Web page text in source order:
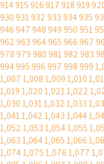
914915916917918919
930931932933934935
946947948949950951
962963964965966967
978979980981982983
994995996997998999
1,0071,0081,0091,010
1,0191,0201,0211,022
1,0301,0311,0321,033
1,0411,0421,0431,044
1,0521,0531,0541,055
1,0631,0641,0651,066
1,0741,0751,0761,077